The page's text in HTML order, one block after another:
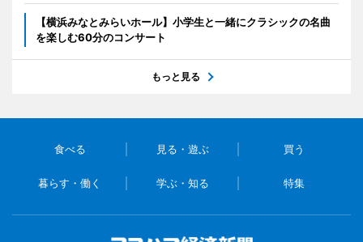
【横浜みなとみらいホール】小学生と一緒にクラシックの名曲
を楽しむ60分のコンサート
もっと見る
食べる 見る・遊ぶ 買う
暮らす・働く 学ぶ・知る 特集